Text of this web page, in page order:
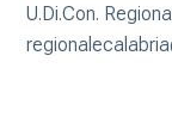
U.Di.Con.